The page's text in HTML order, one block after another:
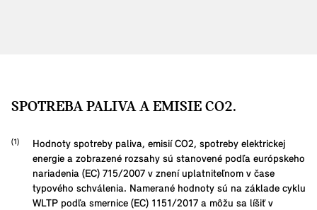
SPOTREBA PALIVA A EMISIE CO2.
Hodnoty spotreby paliva, emisií CO2, spotreby elektrickej
energie a zobrazené rozsahy sú stanovené podľa európskeho
nariadenia (EC) 715/2007 v znení uplatniteľnom v čase
typového schválenia. Namerané hodnoty sú na základe cyklu
WLTP podľa smernice (EC) 1151/2017 a môžu sa líšiť v